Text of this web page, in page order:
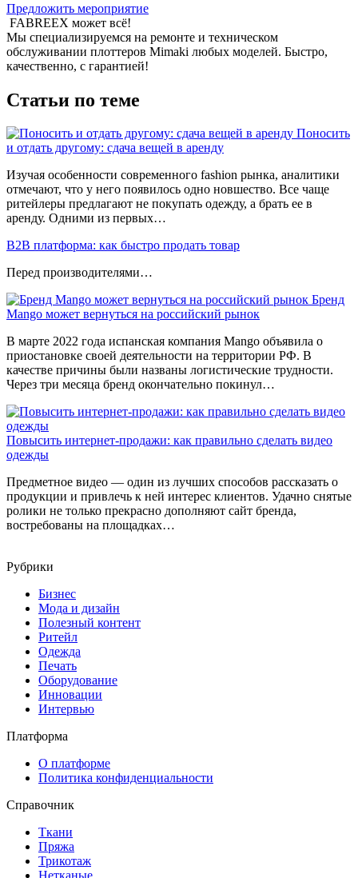
Предложить мероприятие
FABREEX может всё!
Мы специализируемся на ремонте и техническом
обслуживании плоттеров Mimaki любых моделей. Быстро,
качественно, с гарантией!
Статьи по теме
Поносить
и отдать другому: сдача вещей в аренду
Изучая особенности современного fashion рынка, аналитики
отмечают, что у него появилось одно новшество. Все чаще
ритейлеры предлагают не покупать одежду, а брать ее в
аренду. Одними из первых…
В2В платформа: как быстро продать товар
Перед производителями…
Бренд
Mango может вернуться на российский рынок
В марте 2022 года испанская компания Mango объявила о
приостановке своей деятельности на территории РФ. В
качестве причины были названы логистические трудности.
Через три месяца бренд окончательно покинул…
Повысить интернет-продажи: как правильно сделать видео
одежды
Предметное видео — один из лучших способов рассказать о
продукции и привлечь к ней интерес клиентов. Удачно снятые
ролики не только прекрасно дополняют сайт бренда,
востребованы на площадках…
Рубрики
Бизнес
Мода и дизайн
Полезный контент
Ритейл
Одежда
Печать
Оборудование
Инновации
Интервью
Платформа
О платформе
Политика конфиденциальности
Справочник
Ткани
Пряжа
Трикотаж